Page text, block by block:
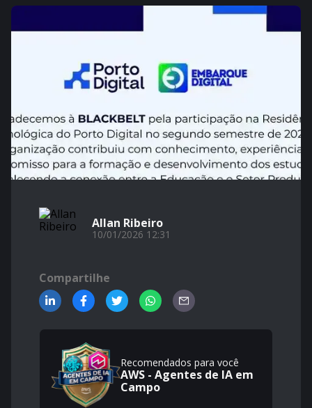
Allan Ribeiro
10/01/2026 12:31
Compartilhe
Recomendados para você
AWS - Agentes de IA em
Campo